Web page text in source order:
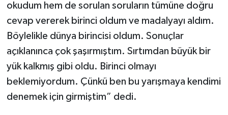
okudum hem de sorulan soruların tümüne doğru
cevap vererek birinci oldum ve madalyayı aldım.
Böylelikle dünya birincisi oldum. Sonuçlar
açıklanınca çok şaşırmıştım. Sırtımdan büyük bir
yük kalkmış gibi oldu. Birinci olmayı
beklemiyordum. Çünkü ben bu yarışmaya kendimi
denemek için girmiştim” dedi.